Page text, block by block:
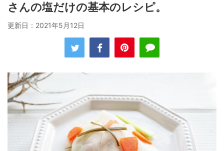
さんの塩だけの基本のレシピ。
更新日： 2021年5月12日